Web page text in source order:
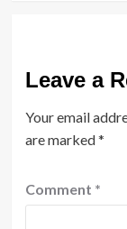
Leave a
Your email
are marked*
Comment *